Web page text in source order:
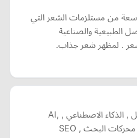
من مستلزمات الشعر التي
الطبيعية والصناعية
. لمظهر شعر جذاب.
برامج الكمبيوتر , الكمبيوتر, الموبايل , الذكاء الاصطناعي , AI,